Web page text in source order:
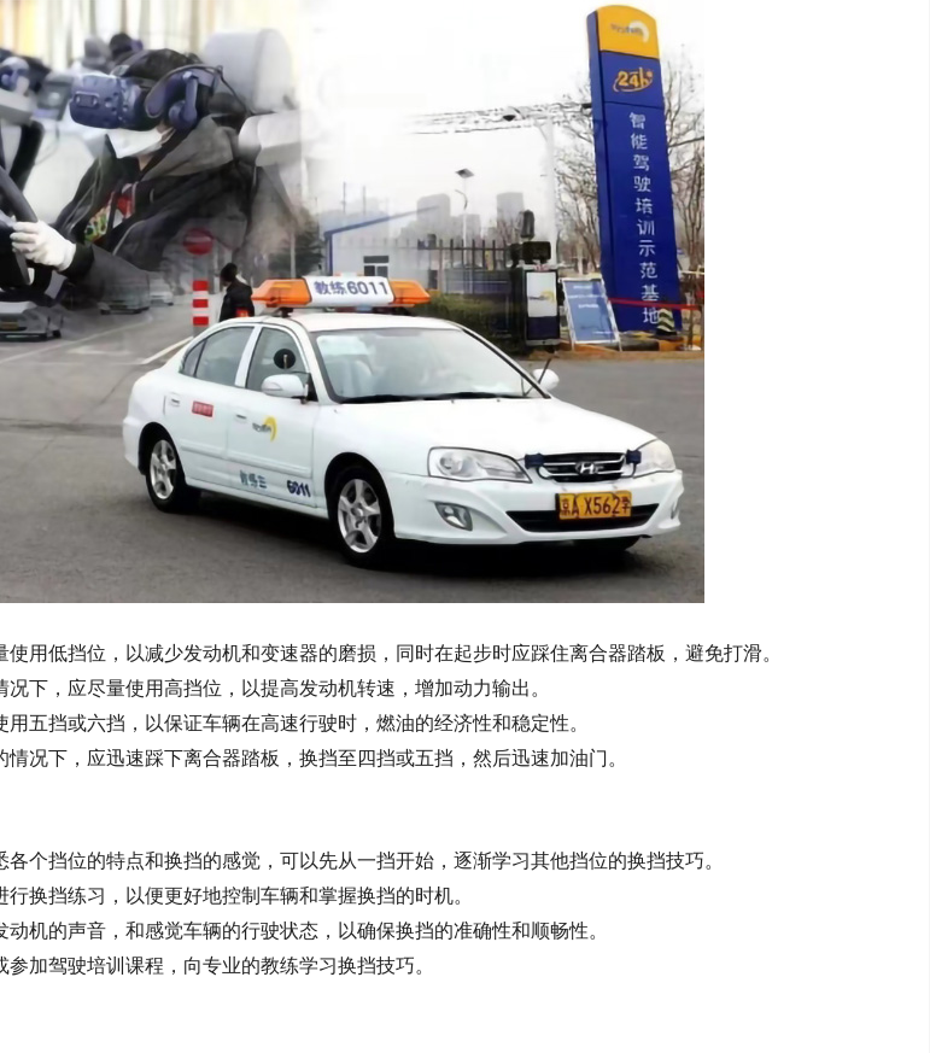
用低挡位，以减少发动机和变速器的磨损，同时在起步时应踩住离合器踏板，避免打滑。
下，应尽量使用高挡位，以提高发动机转速，增加动力输出。
五挡或六挡，以保证车辆在高速行驶时，燃油的经济性和稳定性。
况下，应迅速踩下离合器踏板，换挡至四挡或五挡，然后迅速加油门。
个挡位的特点和换挡的感觉，可以先从一挡开始，逐渐学习其他挡位的换挡技巧。
换挡练习，以便更好地控制车辆和掌握换挡的时机。
机的声音，和感觉车辆的行驶状态，以确保换挡的准确性和顺畅性。
加驾驶培训课程，向专业的教练学习换挡技巧。